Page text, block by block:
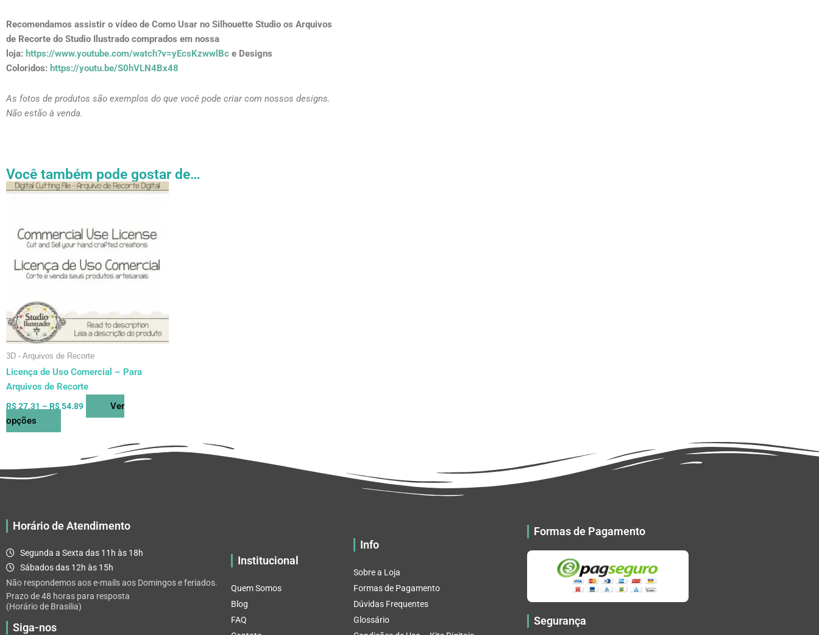
Recomendamos assistir o vídeo de Como Usar no Silhouette Studio os Arquivos
de Recorte do Studio Ilustrado comprados em nossa
loja: https://www.youtube.com/watch?v=yEcsKzwwlBc e Designs
Coloridos: https://youtu.be/S0hVLN4Bx48
As fotos de produtos são exemplos do que você pode criar com nossos designs.
Não estão à venda.
Você também pode gostar de…
3D - Arquivos de Recorte
Licença de Uso Comercial – Para
Arquivos de Recorte
R$27.31 – R$ 54.89
Faixa
de
através
R$ 54.89
Ver
opções
Este
várias
variantes.
As
opções
escolhidas
produto
Horário de Atendimento
Segunda a Sexta das 11h às 18h
Sábados das 12h às 15h
Não respondemos aos e-mails aos Domingos e feriados.
Prazo de 48 horas para resposta
(Horário de Brasilia)
Siga-nos
Institucional
Quem Somos
Blog
FAQ
Info
Sobre a Loja
Formas de Pagamento
Dúvidas Frequentes
Glossário
Formas de Pagamento
Segurança